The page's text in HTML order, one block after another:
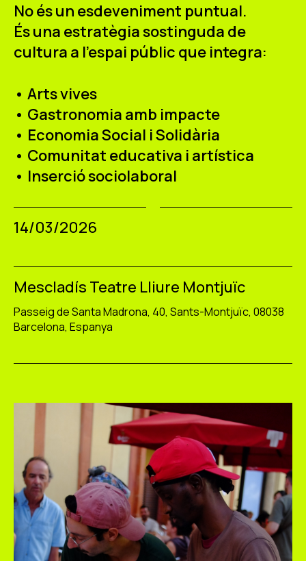
No és un esdeveniment puntual.
És una estratègia sostinguda de
cultura a l'espai públic que integra:
• Arts vives
• Gastronomia amb impacte
• Economia Social i Solidària
• Comunitat educativa i artística
• Inserció sociolaboral
14/03/2026
Mescladís Teatre Lliure Montjuïc
Passeig de Santa Madrona, 40, Sants-Montjuïc, 08038
Barcelona, Espanya